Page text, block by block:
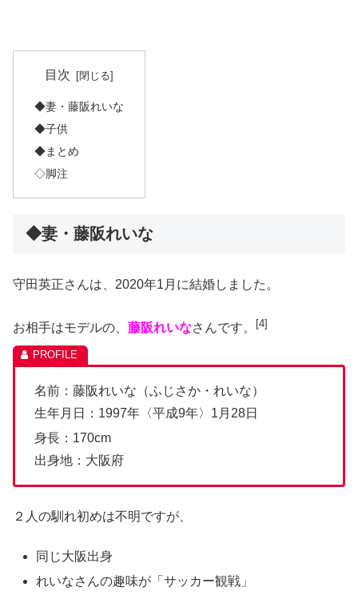
目次
◆妻・藤阪れいな
◆子供
◆まとめ
◇脚注
◆妻・藤阪れいな
守田英正さんは、2020年1月に結婚しました。
お相手はモデルの、 藤阪れいなさんです。 [4]
名前：藤阪れいな（ふじさか・れいな）
生年月日：1997年〈平成9年〉1月28日
身長：170cm
出身地：大阪府
２人の馴れ初めは不明ですが、
同じ大阪出身
れいなさんの趣味が「サッカー観戦」